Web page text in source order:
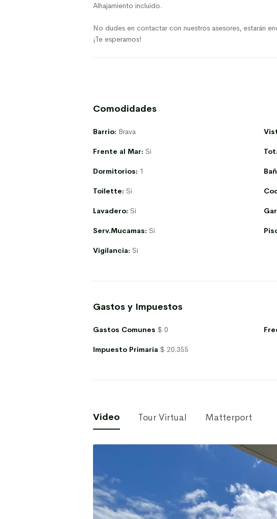
Alhajamiento incluido.
No dudes en contactar con nuestros asesores, estarán
¡Te esperamos!
Comodidades
Barrio: Brava
Frente al Mar: Si
Dormitorios: 1
Toilette: Si
Lavadero: Si
Serv.Mucamas: Si
Vigilancia: Si
Gastos y Impuestos
Gastos Comunes $ 0
Impuesto Primaria $ 20.355
Video Tour Virtual Matterport